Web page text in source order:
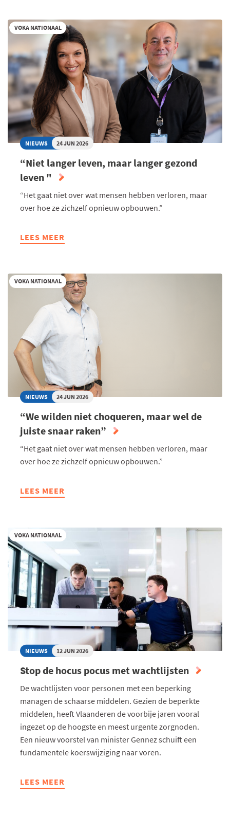
VOKA NATIONAAL
NIEUWS 24 JUN 2026
“Niet langer leven, maar langer gezond
leven "
“Het gaat niet over wat mensen hebben verloren, maar
over hoe ze zichzelf opnieuw opbouwen.”
LEES MEER
ABOUT
LEVEN,
MAAR
GEZOND
LEVEN
"
VOKA NATIONAAL
NIEUWS 24 JUN 2026
“We wilden niet choqueren, maar wel de
juiste snaar raken”
“Het gaat niet over wat mensen hebben verloren, maar
over hoe ze zichzelf opnieuw opbouwen.”
LEES MEER
ABOUT
NIET
CHOQUEREN,
MAAR
WEL
DE
JUISTE
SNAAR
VOKA NATIONAAL
NIEUWS 12 JUN 2026
Stop de hocus pocus met wachtlijsten
De wachtlijsten voor personen met een beperking
managen de schaarse middelen. Gezien de beperkte
middelen, heeft Vlaanderen de voorbije jaren vooral
ingezet op de hoogste en meest urgente zorgnoden.
Een nieuw voorstel van minister Gennez schuift een
fundamentele koerswijziging naar voren.
LEES MEER
ABOUT